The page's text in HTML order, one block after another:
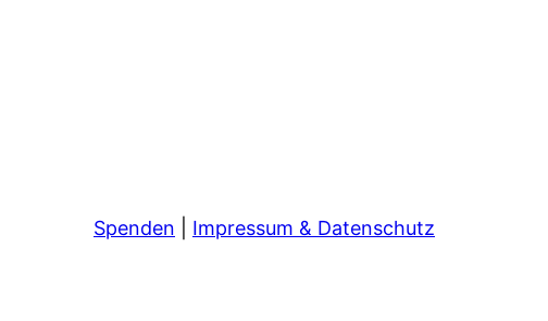
Spenden Impressum & Datenschutz